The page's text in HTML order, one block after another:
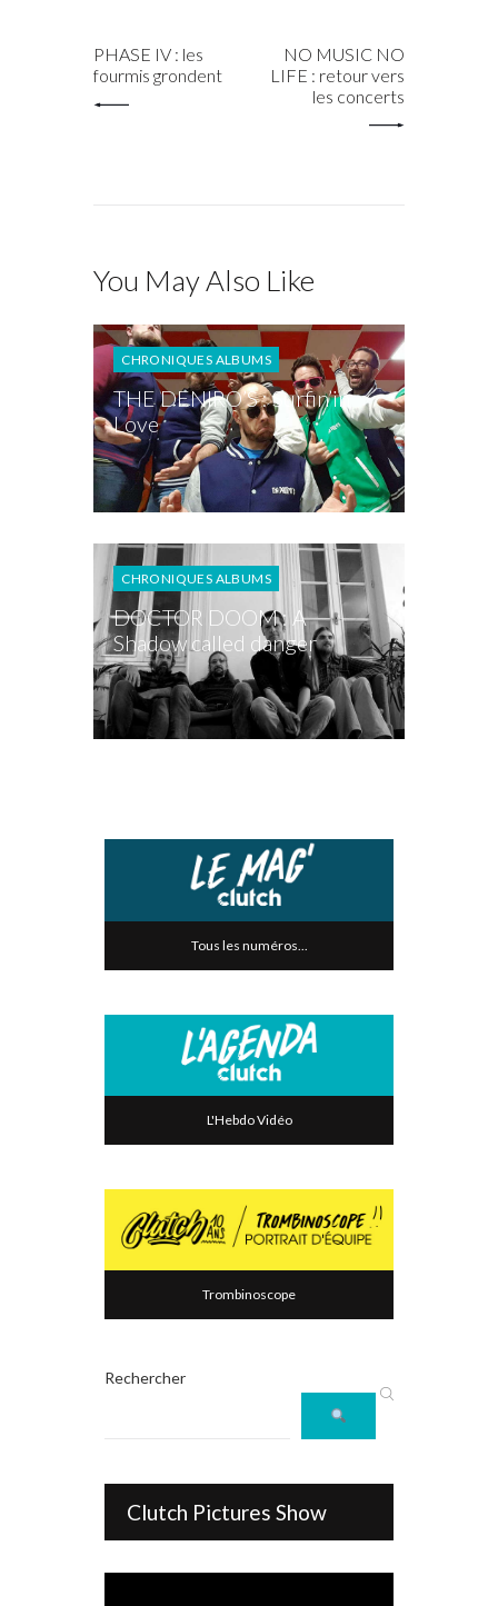
PHASE IV : les
fourmis grondent
NO MUSIC NO
LIFE : retour vers
les concerts
You May Also Like
CHRONIQUES ALBUMS
THE DENIRO’S : Surfin’in
Love
CHRONIQUES ALBUMS
DOCTOR DOOM : A
Shadow called danger
Tous les numéros...
L'Hebdo Vidéo
Trombinoscope
Rechercher
Clutch Pictures Show